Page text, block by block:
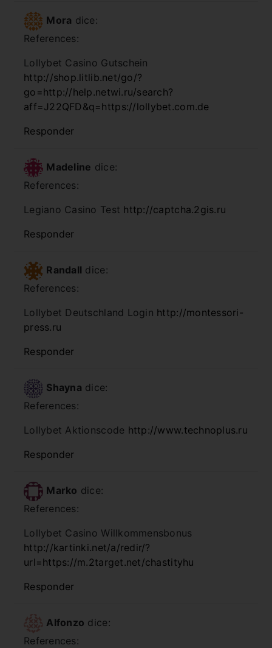
Mora dice:
References:
Lollybet Casino Gutschein
http://shop.litlib.net/go/?
go=http://help.netwi.ru/search?
aff=J22QFD&q=https://lollybet.com.de
Responder
Madeline dice:
References:
Legiano Casino Test http://captcha.2gis.ru
Responder
Randall dice:
References:
Lollybet Deutschland Login http://montessori-
press.ru
Responder
Shayna dice:
References:
Lollybet Aktionscode http://www.technoplus.ru
Responder
Marko dice:
References:
Lollybet Casino Willkommensbonus
http://kartinki.net/a/redir/?
url=https://m.2target.net/chastityhu
Responder
Alfonzo dice:
References: